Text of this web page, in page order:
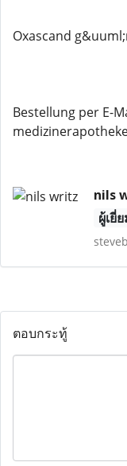
Oxascand
Bestellung per E-
nils
ผู้เยี่
ตอบกระทู้